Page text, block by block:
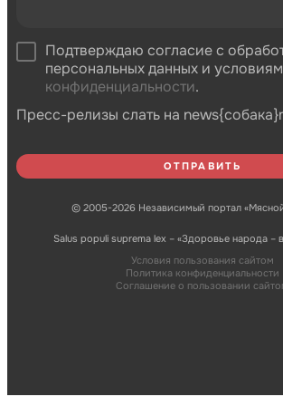
Подтверждаю согласие с
персональных данных и
конфиденциальности.
Пресс-релизы слать на
© 2005-2026 Независимый портал
Salus populi suprema lex – «Здоровье народа –
Условия пользования сайтом
Политика конфиденциальности
Соглашение о пользовании